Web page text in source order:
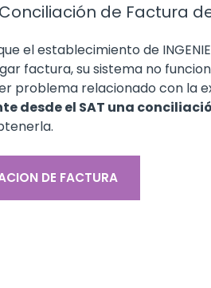
de Factura
el establecimiento de
factura, su sistema no
problema relacionado con la
desde el SAT una
DE FACTURA